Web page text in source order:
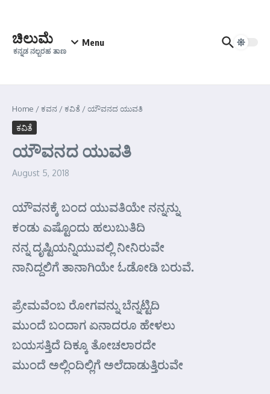
ಚಿಲುಮೆ
ಕನ್ನಡ ನಲ್ಬರಹ ತಾಣ
Menu
Home /ಕವನ /ಕವಿತೆ /ಯೌವನದ ಯುವತಿ
ಕವಿತೆ
ಯೌವನದ ಯುವತಿ
August 5, 2018
ಯೌವನಕ್ಕೆ ಬಂದ ಯುವತಿಯೇ ನನ್ನನ್ನು
ಕಂಡು ಎಷ್ಟೊಂದು ಹಲುಬುತಿದಿ
ನನ್ನ ದೃಷ್ಟಿಯನ್ನಿಯುವಲ್ಲಿ ನೀನಿರುವೇ
ನಾನಿದ್ದಲಿಗೆ ತಾನಾಗಿಯೇ ಓಡೋಡಿ ಬರುವೆ.
ಪ್ರೇಮವೆಂಬ ರೋಗವನ್ನು ಬೆನ್ನಟ್ಟಿದಿ
ಮುಂದೆ ಬಂದಾಗ ಏನಾದರೂ ಹೇಳಲು
ಬಯಸತ್ತಿದೆ ದಿಕ್ಕೂ ತೋಚಲಾರದೇ
ಮುಂದೆ ಅಲ್ಲಿಂದಿಲ್ಲಿಗೆ ಅಲೆದಾಡುತ್ತಿರುವೇ